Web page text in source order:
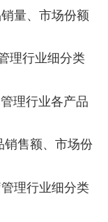
量、市场份额
理行业细分类
理行业各产品
销售额、市场份
理行业细分类